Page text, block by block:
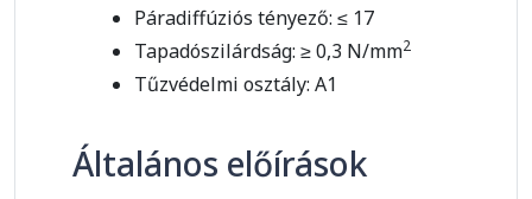
Páradiffúziós tényező: ≤ 17
Tapadószilárdság: ≥ 0,3 N/mm2
Tűzvédelmi osztály: A1
Általános előírások